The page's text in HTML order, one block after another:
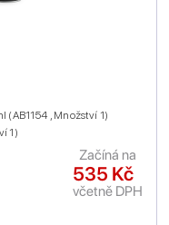
(AB1154 , Množství 1)
1)
535 Kč
včetně DPH
Začíná na